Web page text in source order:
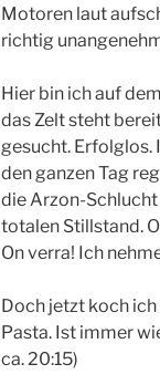
Motoren laut
richtig
Hier bin ich auf
das Zelt steht
gesucht. Erfolglos.
den ganzen Tag
die Arzon-
totalen Stillstand.
On verra! Ich
Doch jetzt koch ich
Pasta. Ist immer
ca. 20:15)